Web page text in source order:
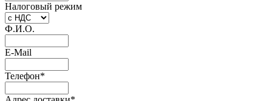
Налоговый режим
Ф.И.О.
E-Mail
Телефон*